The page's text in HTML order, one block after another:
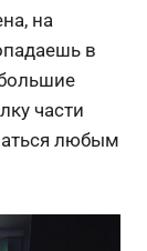
на
в
части
любым